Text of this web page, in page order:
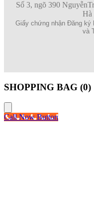
Số 3, ngõ 390
Hà
Giấy chứng nhận Đăng ký
và
SHOPPING BAG (0)
Call Now Button